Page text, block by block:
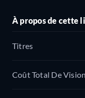
À propos de cette
Titres
Coût Total De